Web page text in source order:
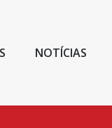
NOTÍCIAS